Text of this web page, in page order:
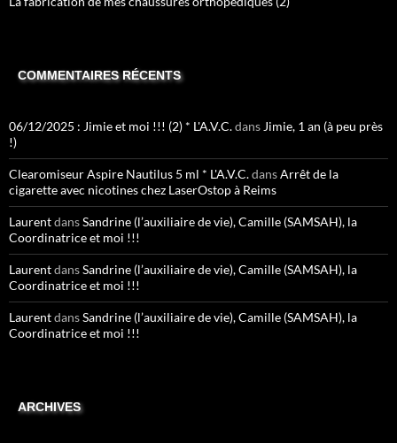
COMMENTAIRES RÉCENTS
06/12/2025 : Jimie et moi !!! (2) * L'A.V.C.dans Jimie, 1 an (à peu près
!)
Clearomiseur Aspire Nautilus 5 ml * L'A.V.C.dansArrêt de la
cigarette avec nicotines chez LaserOstop à Reims
LaurentdansSandrine (l’auxiliaire de vie), Camille (SAMSAH), la
Coordinatrice et moi !!!
LaurentdansSandrine (l’auxiliaire de vie), Camille (SAMSAH), la
Coordinatrice et moi !!!
LaurentdansSandrine (l’auxiliaire de vie), Camille (SAMSAH), la
Coordinatrice et moi !!!
ARCHIVES